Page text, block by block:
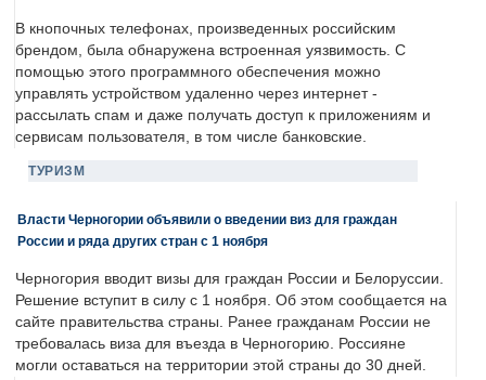
В кнопочных телефонах, произведенных российским
брендом, была обнаружена встроенная уязвимость. С
помощью этого программного обеспечения можно
управлять устройством удаленно через интернет -
рассылать спам и даже получать доступ к приложениям и
сервисам пользователя, в том числе банковские.
ТУРИЗМ
Власти Черногории объявили о введении виз для граждан
России и ряда других стран с 1 ноября
Черногория вводит визы для граждан России и Белоруссии.
Решение вступит в силу с 1 ноября. Об этом сообщается на
сайте правительства страны. Ранее гражданам России не
требовалась виза для въезда в Черногорию. Россияне
могли оставаться на территории этой страны до 30 дней.